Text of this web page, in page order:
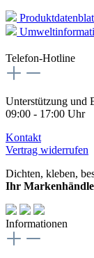
Telefon-Hotline
Unterstützung und
09:00 - 17:00 Uhr
Kontakt
Vertrag widerrufen
Dichten, kleben,
Ihr
Informationen